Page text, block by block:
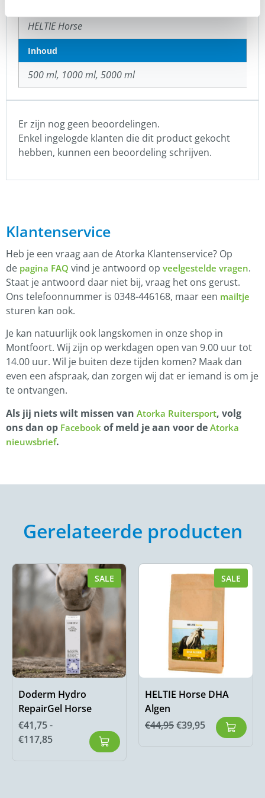
HELTIE Horse
Inhoud
500 ml, 1000 ml, 5000 ml
Er zijn nog geen beoordelingen.
Enkel ingelogde klanten die dit product gekocht
hebben, kunnen een beoordeling schrijven.
Klantenservice
Heb je een vraag aan de Atorka Klantenservice? Op
de pagina FAQ vind je antwoord op veelgestelde vragen.
Staat je antwoord daar niet bij, vraag het ons gerust.
Ons telefoonnummer is 0348-446168, maar een mailtje
sturen kan ook.
Je kan natuurlijk ook langskomen in onze shop in
Montfoort. Wij zijn op werkdagen open van 9.00 uur tot
14.00 uur. Wil je buiten deze tijden komen? Maak dan
even een afspraak, dan zorgen wij dat er iemand is om je
te ontvangen.
Als jij niets wilt missen van Atorka Ruitersport, volg
ons dan op Facebook of meld je aan voor de Atorka
nieuwsbrief.
Gerelateerde producten
SALE
Doderm Hydro
RepairGel Horse
€41,75-
€117,85
SALE
HELTIE Horse DHA
Algen
€44,95€39,95